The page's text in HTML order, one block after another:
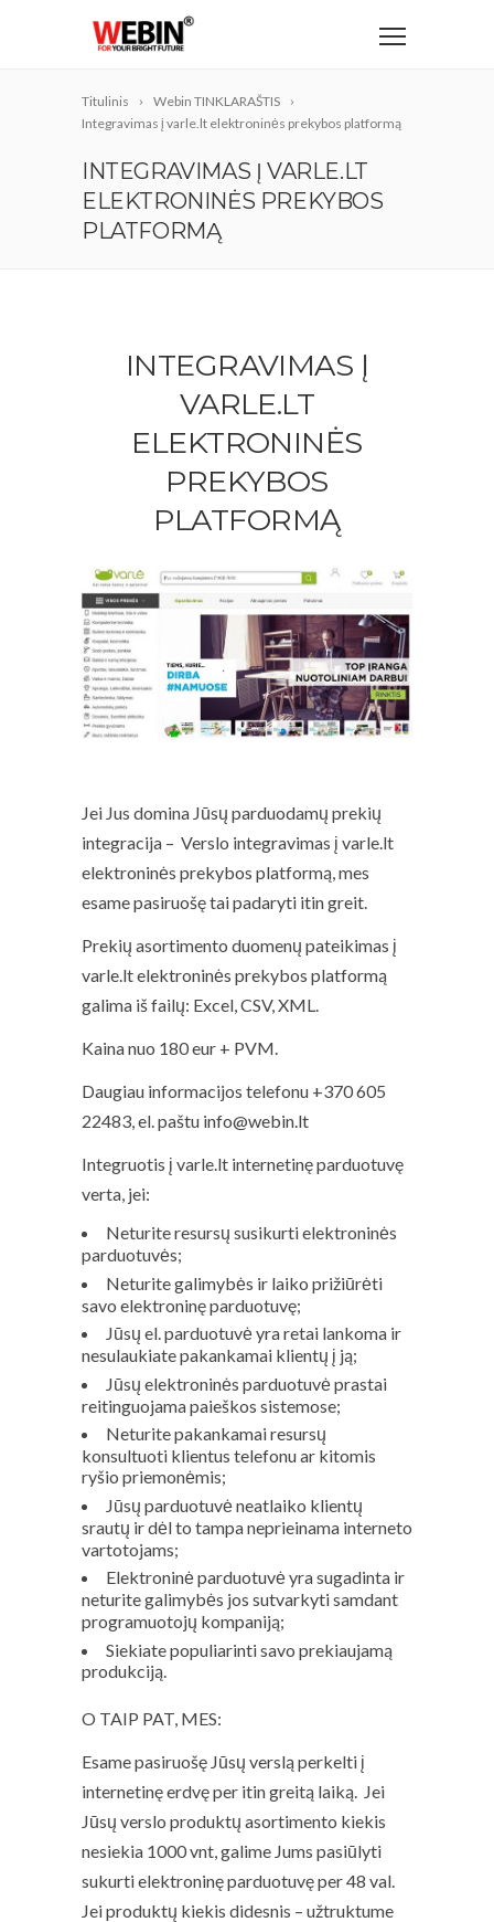
Titulinis
Webin TINKLARAŠTIS
Integravimas į varle.lt elektroninės prekybos platformą
INTEGRAVIMAS Į VARLE.LT
ELEKTRONINĖS PREKYBOS
PLATFORMĄ
INTEGRAVIMAS Į
VARLE.LT
ELEKTRONINĖS
PREKYBOS
PLATFORMĄ
Jei Jus domina Jūsų parduodamų prekių
integracija – Verslo integravimas į varle.lt
elektroninės prekybos platformą, mes
esame pasiruošę tai padaryti itin greit.
Prekių asortimento duomenų pateikimas į
varle.lt elektroninės prekybos platformą
galima iš failų: Excel, CSV, XML.
Kaina nuo 180 eur + PVM.
Daugiau informacijos telefonu +370 605
22483, el. paštu info@webin.lt
Integruotis į varle.lt internetinę parduotuvę
verta, jei:
Neturite resursų susikurti elektroninės
parduotuvės;
Neturite galimybės ir laiko prižiūrėti
savo elektroninę parduotuvę;
Jūsų el. parduotuvė yra retai lankoma ir
nesulaukiate pakankamai klientų į ją;
Jūsų elektroninės parduotuvė prastai
reitinguojama paieškos sistemose;
Neturite pakankamai resursų
konsultuoti klientus telefonu ar kitomis
ryšio priemonėmis;
Jūsų parduotuvė neatlaiko klientų
srautų ir dėl to tampa neprieinama interneto
vartotojams;
Elektroninė parduotuvė yra sugadinta ir
neturite galimybės jos sutvarkyti samdant
programuotojų kompaniją;
Siekiate populiarinti savo prekiaujamą
produkciją.
O TAIP PAT, MES:
Esame pasiruošę Jūsų verslą perkelti į
internetinę erdvę per itin greitą laiką. Jei
Jūsų verslo produktų asortimento kiekis
nesiekia 1000 vnt, galime Jums pasiūlyti
sukurti elektroninę parduotuvę per 48 val.
Jei produktų kiekis didesnis – užtruktume